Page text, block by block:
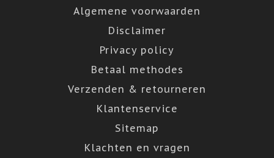
Algemene voorwaarden
Disclaimer
Privacy policy
Betaal methodes
Verzenden & retourneren
Klantenservice
Sitemap
Klachten en vragen